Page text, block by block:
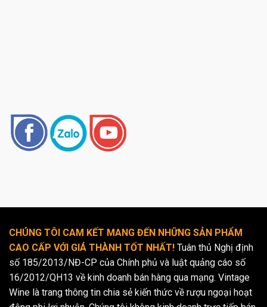
CHÚNG TÔI CAM KẾT MANG ĐẾN NHỮNG SẢN PHẨM
CAO CẤP VỚI GIÁ THÀNH TỐT NHẤT! Tuân thủ Nghị định
số 185/2013/NĐ-CP của Chính phủ và luật quảng cáo số
16/2012/QH13 về kinh doanh bán hàng qua mạng. Vintage
Wine là trang thông tin chia sẻ kiến thức về rượu ngoại hoạt